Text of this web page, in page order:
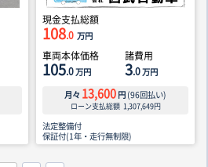
現金支払総額
108.0 万円
車両本体価格
105.0万円
諸費用
3.0万円
月々 13,600 円 (96回払い)
ローン支払総額 1,307,649円
法定整備付
保証付(1年・走行無制限)